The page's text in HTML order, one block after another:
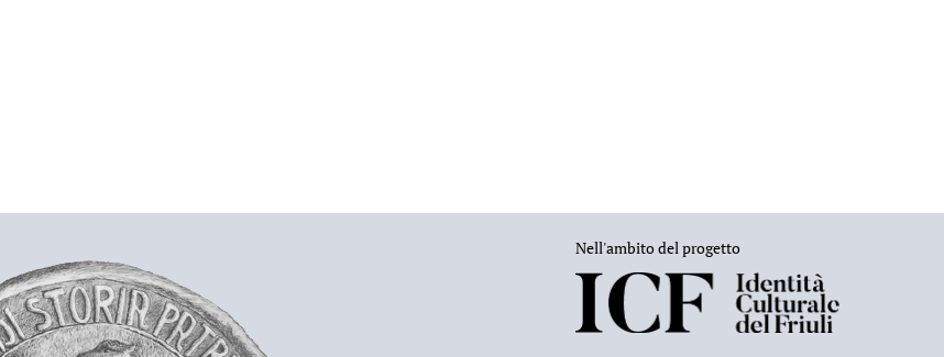
Nell'ambito del progetto